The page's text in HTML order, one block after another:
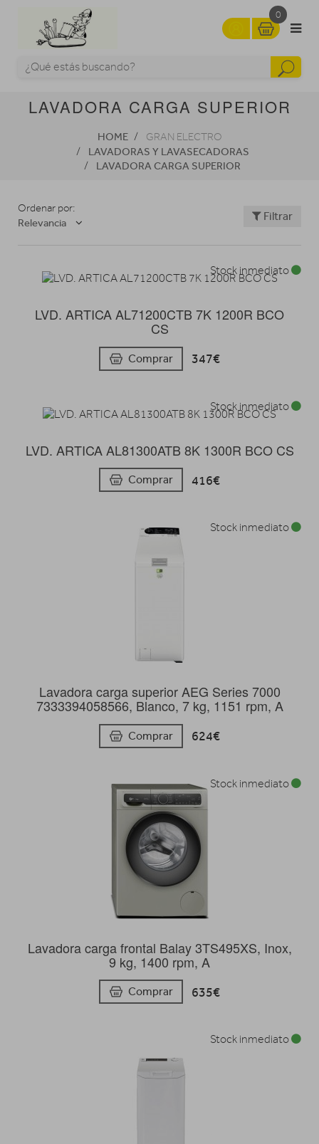
0
LAVADORA CARGA SUPERIOR
HOME GRAN ELECTRO
LAVADORAS Y LAVASECADORAS
LAVADORA CARGA SUPERIOR
Ordenar por:
Relevancia
Filtrar
LVD. ARTICA AL71200CTB 7K 1200R BCO
CS
Comprar 347€
Stock inmediato
LVD. ARTICA AL81300ATB 8K 1300R BCO CS
Comprar 416€
Stock inmediato
Lavadora carga superior AEG Series 7000
7333394058566, Blanco, 7 kg, 1151 rpm, A
Comprar 624€
Stock inmediato
Lavadora carga frontal Balay 3TS495XS, Inox,
9 kg, 1400 rpm, A
Comprar 635€
Stock inmediato
Stock inmediato